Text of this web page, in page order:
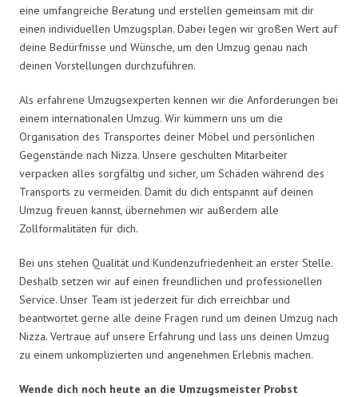
eine umfangreiche Beratung und erstellen gemeinsam mit dir
einen individuellen Umzugsplan. Dabei legen wir großen Wert auf
deine Bedürfnisse und Wünsche, um den Umzug genau nach
deinen Vorstellungen durchzuführen.
Als erfahrene Umzugsexperten kennen wir die Anforderungen bei
einem internationalen Umzug. Wir kümmern uns um die
Organisation des Transportes deiner Möbel und persönlichen
Gegenstände nach Nizza. Unsere geschulten Mitarbeiter
verpacken alles sorgfältig und sicher, um Schäden während des
Transports zu vermeiden. Damit du dich entspannt auf deinen
Umzug freuen kannst, übernehmen wir außerdem alle
Zollformalitäten für dich.
Bei uns stehen Qualität und Kundenzufriedenheit an erster Stelle.
Deshalb setzen wir auf einen freundlichen und professionellen
Service. Unser Team ist jederzeit für dich erreichbar und
beantwortet gerne alle deine Fragen rund um deinen Umzug nach
Nizza. Vertraue auf unsere Erfahrung und lass uns deinen Umzug
zu einem unkomplizierten und angenehmen Erlebnis machen.
Wende dich noch heute an die Umzugsmeister Probst